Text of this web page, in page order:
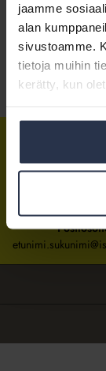
jaamme
alan
sivustoamme.
tietoja muihin
kerätty, kun